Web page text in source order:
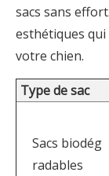
sacs sans
esthétiques qui
votre chien.
Type de sac
Sacs biodég
radables